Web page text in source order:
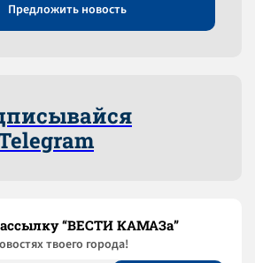
Предложить новость
“ВЕСТИ КАМАЗа”
твоего города!